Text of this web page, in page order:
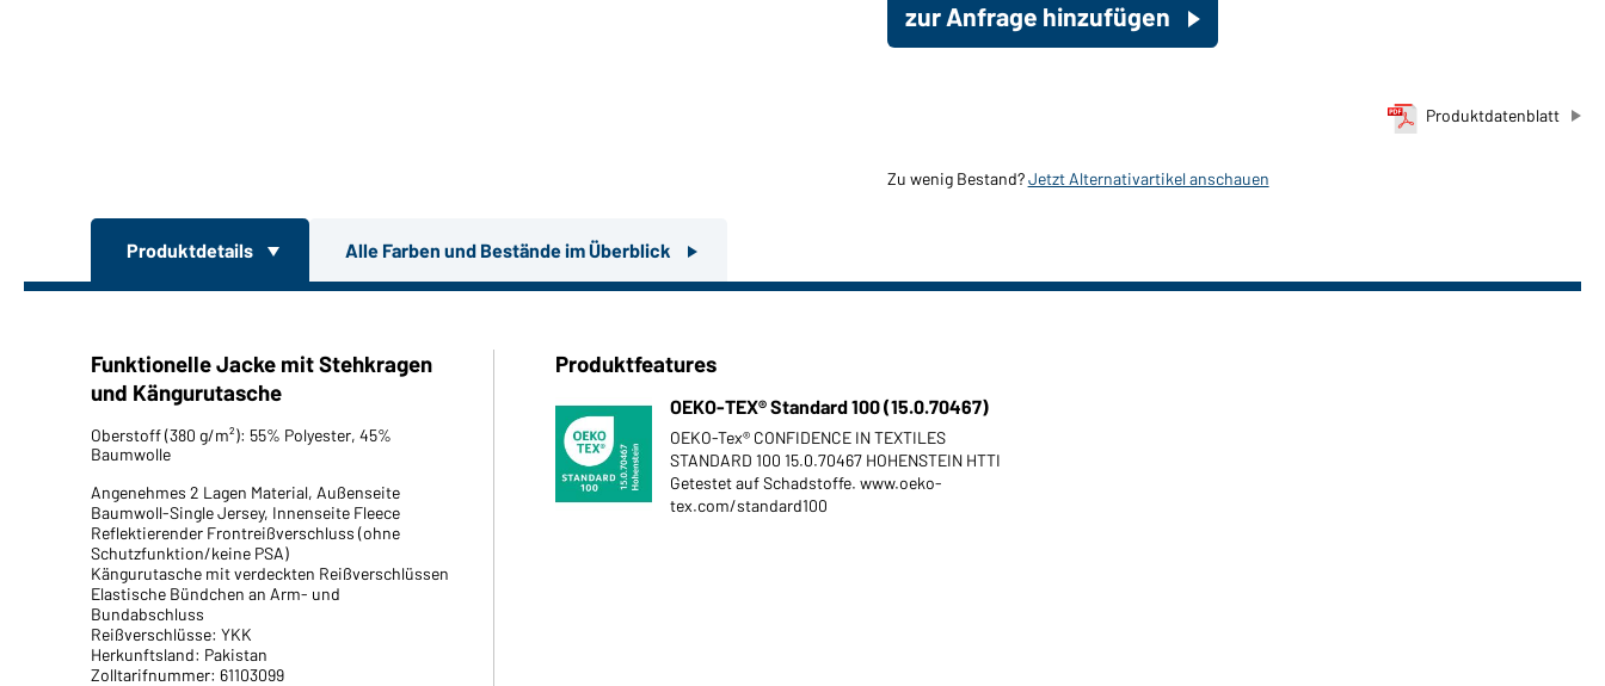
zur Anfrage hinzufügen
Produktdatenblatt
Zu wenig Bestand?Jetzt Alternativartikel anschauen
Produktdetails Alle Farben und Bestände im Überblick
Funktionelle Jacke mit Stehkragen
und Kängurutasche
Oberstoff (380 g/m²): 55% Polyester, 45%
Baumwolle
Angenehmes 2 Lagen Material, Außenseite
Baumwoll-Single Jersey, Innenseite Fleece
Reflektierender Frontreißverschluss (ohne
Schutzfunktion/keine PSA)
Kängurutasche mit verdeckten Reißverschlüssen
Elastische Bündchen an Arm- und
Bundabschluss
Reißverschlüsse: YKK
Herkunftsland: Pakistan
Zolltarifnummer: 61103099
Produktfeatures
OEKO-TEX® Standard 100 (15.0.70467)
OEKO-Tex® CONFIDENCE IN TEXTILES
STANDARD 100 15.0.70467 HOHENSTEIN HTTI
Getestet auf Schadstoffe. www.oeko-
tex.com/standard100